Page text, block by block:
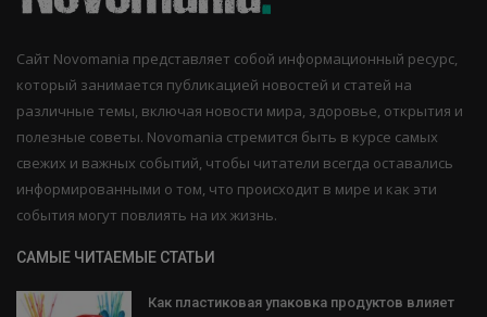
Сайт Novomania представляет собой информационный ресурс,
который занимается публикацией новостей и статей на
различные темы, включая новости мира, здоровье, открытия и
полезные советы. Novomania стремится быть в курсе самых
свежих и важных событий, чтобы читатели всегда оставались
информированными о том, что происходит в мире и как эти
события могут повлиять на их жизнь.
САМЫЕ ЧИТАЕМЫЕ СТАТЬИ
Как пластиковая упаковка продуктов влияет